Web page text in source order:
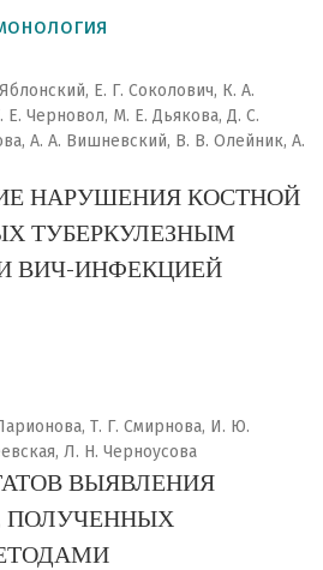
Е. Г. Соколович, К. А.
Е. Черновол, М. Е. Дьякова, Д. С.
А. А. Вишневский, В. В. Олейник, А.
НАРУШЕНИЯ КОСТНОЙ
ТУБЕРКУЛЕЗНЫМ
ВИЧ-ИНФЕКЦИЕЙ
Т. Г. Смирнова, И. Ю.
Л. Н. Черноусова
ВЫЯВЛЕНИЯ
ПОЛУЧЕННЫХ